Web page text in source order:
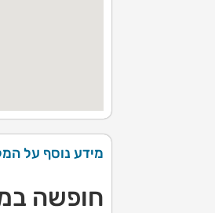
מידע נוסף על
חופשה